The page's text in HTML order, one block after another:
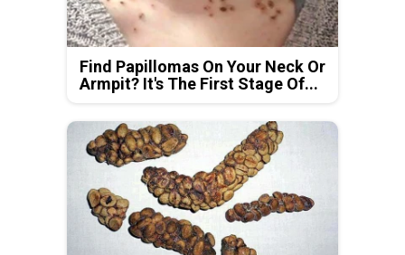
Find Papillomas On Your Neck Or
Armpit? It's The First Stage Of...